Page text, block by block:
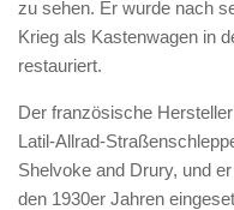
zu sehen. Er wurde nach
Krieg als Kastenwagen in
restauriert.
Der französische
Latil-Allrad-
Shelvoke and Drury, und
den 1930er Jahren